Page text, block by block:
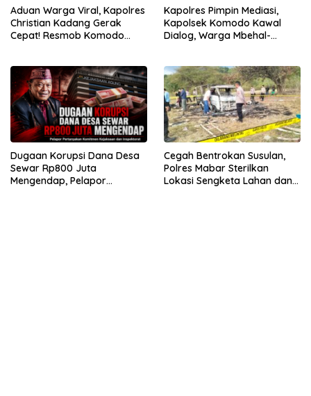
Aduan Warga Viral, Kapolres
Christian Kadang Gerak
Cepat! Resmob Komodo
Kapolres Pimpin Mediasi,
Kapolsek Komodo Kawal
Dialog, Warga Mbehal-
Dugaan Korupsi Dana Desa
Sewar Rp800 Juta
Mengendap, Pelapor
Cegah Bentrokan Susulan,
Polres Mabar Sterilkan
Lokasi Sengketa Lahan dan